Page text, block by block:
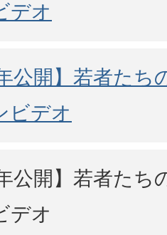
デオ
公開】若者た
ビデオ
公開】若者た
デオ